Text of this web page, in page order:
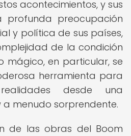
acontecimientos, y sus
profunda preocupación
y política de sus países,
de la condición
mágico, en particular, se
herramienta para
desde una
menudo sorprendente.
de las obras del Boom